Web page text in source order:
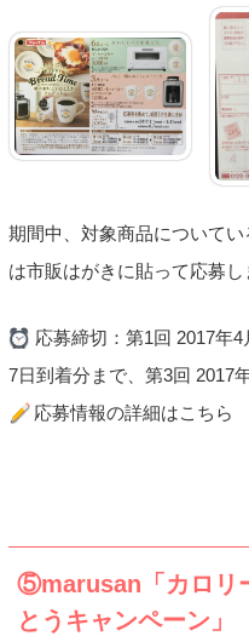
期間中、対象商品について
は市販はがきに貼って応募し
応募締切：第1回 2017年
7日到着分まで、第3回 2017
応募情報の詳細はこちら
⑤marusan「カロリ
とうキャンペーン」